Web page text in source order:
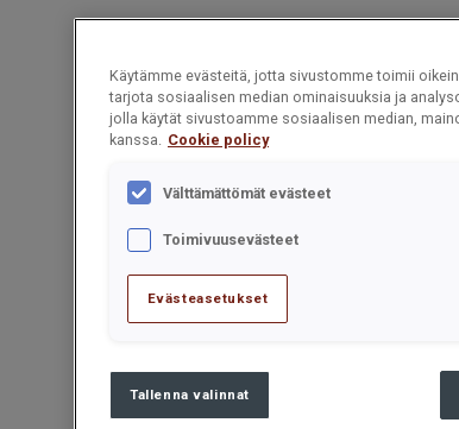
Käytämme evästeitä, jotta sivustomme toimii
tarjota sosiaalisen median ominaisuuksia ja
jolla käytät sivustoamme sosiaalisen median,
kanssa. Cookie policy
Välttämättömät evästeet
Toimivuusevästeet
Evästeasetukset
Tallenna valinnat